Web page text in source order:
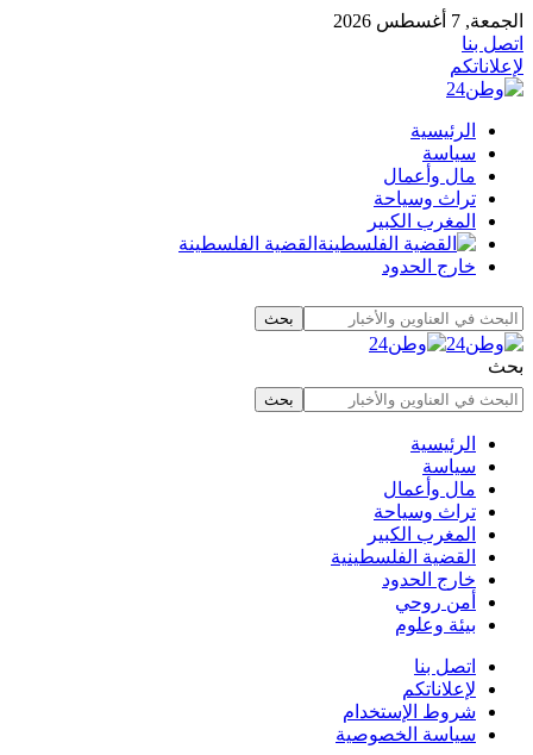
الجمعة, 7 أغسطس 2026
اتصل بنا
لإعلاناتكم
الرئيسية
سياسة
مال وأعمال
تراث وسياحة
المغرب الكبير
القضية الفلسطينة
خارج الحدود
بحث
الرئيسية
سياسة
مال وأعمال
تراث وسياحة
المغرب الكبير
القضية الفلسطينية
خارج الحدود
أمن روحي
بيئة وعلوم
اتصل بنا
لإعلاناتكم
شروط الإستخدام
سياسة الخصوصية